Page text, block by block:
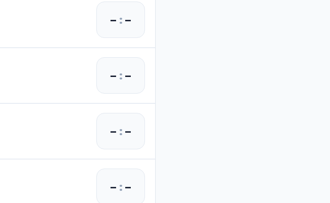
– :–
– :–
– :–
– :–